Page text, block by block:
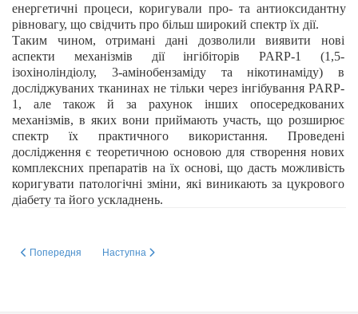
енергетичні процеси, коригували про- та антиоксидантну
рівновагу, що свідчить про більш широкий спектр їх дії.
Таким чином, отримані дані дозволили виявити нові
аспекти механізмів дії інгібіторівPARP-1
(1,5-
ізохіноліндіолу, 3-амінобензаміду та нікотинаміду)в
досліджуваних тканинахне тільки через інгібування PARP-
1, але також й за рахунок інших опосередкованих
механізмів, в яких вони приймають участь, що розширює
спектр їх практичного використання. Проведені
дослідження є теоретичною основою для створення нових
комплексних препаратів на їх основі, що дасть можливість
коригувати патологічні зміни, які виникають за цукрового
діабету та його ускладнень.
Попередня стаття: Роль мітохондріальної пори в регуляції
Попередня Наступна стаття: БІОБЕЗПЕКА ТА БІОЗАХИСТ ПІД
Наступна